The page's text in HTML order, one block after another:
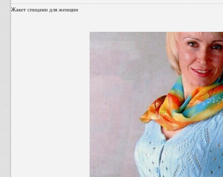
Жакет спицами для женщин